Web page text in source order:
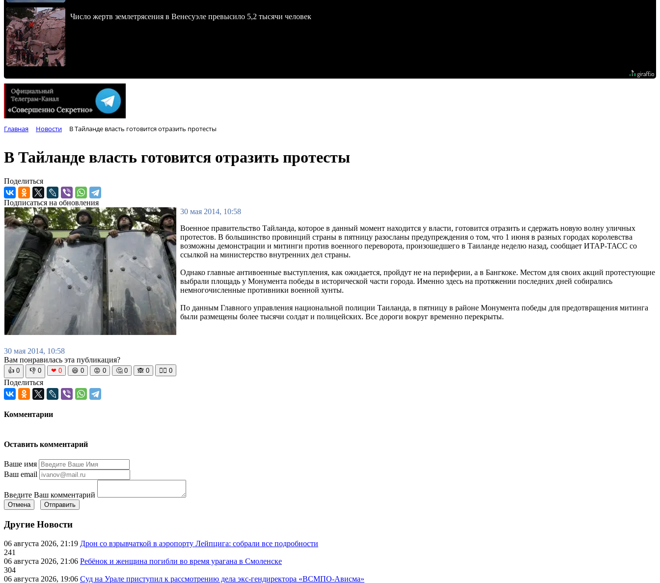
Число жертв землетрясения в Венесуэле превысило 5,2 тысячи человек
Главная Новости В Тайланде власть готовится отразить протесты
В Тайланде власть готовится отразить протесты
Поделиться
Подписаться на обновления
30 мая 2014, 10:58
Военное правительство Тайланда, которое в данный момент находится у власти, готовится отразить и сдержать новую волну уличных
протестов. В большинство провинций страны в пятницу разосланы предупреждения о том, что 1 июня в разных городах королевства
возможны демонстрации и митинги против военного переворота, произошедшего в Таиланде неделю назад, сообщает ИТАР-ТАСС со
ссылкой на министерство внутренних дел страны.
Однако главные антивоенные выступления, как ожидается, пройдут не на периферии, а в Бангкоке. Местом для своих акций протестующие
выбрали площадь у Монумента победы в исторической части города. Именно здесь на протяжении последних дней собирались
немногочисленные противники военной хунты.
По данным Главного управления национальной полиции Таиланда, в пятницу в районе Монумента победы для предотвращения митинга
были размещены более тысячи солдат и полицейских. Все дороги вокруг временно перекрыты.
30 мая 2014, 10:58
Вам понравилась эта публикация?
👍 0 👎 0 ❤ 0 😆 0 😡 0 🤔 0 🙈 0 🧘‍♀️ 0
Поделиться
Комментарии
Оставить комментарий
Ваше имя
Ваш email
Введите Ваш комментарий
Отмена Отправить
Другие Новости
06 августа 2026, 21:19 Дрон со взрывчаткой в аэропорту Лейпцига: собрали все подробности
241
06 августа 2026, 21:06 Ребёнок и женщина погибли во время урагана в Смоленске
304
06 августа 2026, 19:06 Суд на Урале приступил к рассмотрению дела экс-гендиректора «ВСМПО-Ависма»